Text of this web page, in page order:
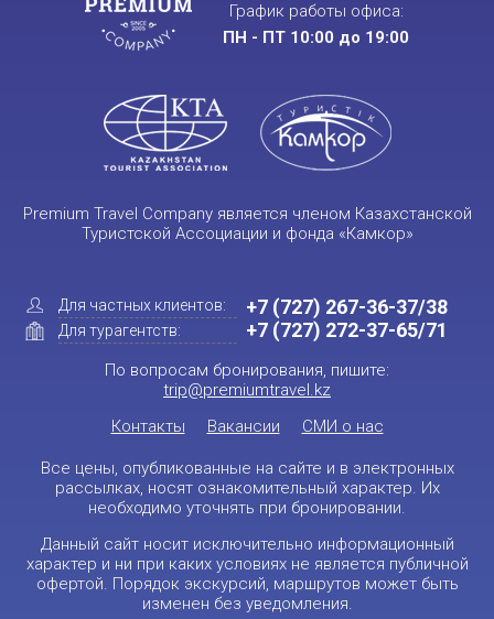
График работы офиса:
ПН - ПТ 10:00 до 19:00
Premium Travel Company является членом Казахстанской
Туристской Ассоциации и фонда «Камкор»
Для частных клиентов:
Для турагентств:
+7 (727) 267-36-37/38
+7 (727) 272-37-65/71
По вопросам бронирования, пишите:
trip@premiumtravel.kz
Контакты
Вакансии СМИ о нас
Все цены, опубликованные на сайте и в электронных
рассылках, носят ознакомительный характер. Их
необходимо уточнять при бронировании.
Данный сайт носит исключительно информационный
характер и ни при каких условиях не является публичной
офертой. Порядок экскурсий, маршрутов может быть
изменен без уведомления.